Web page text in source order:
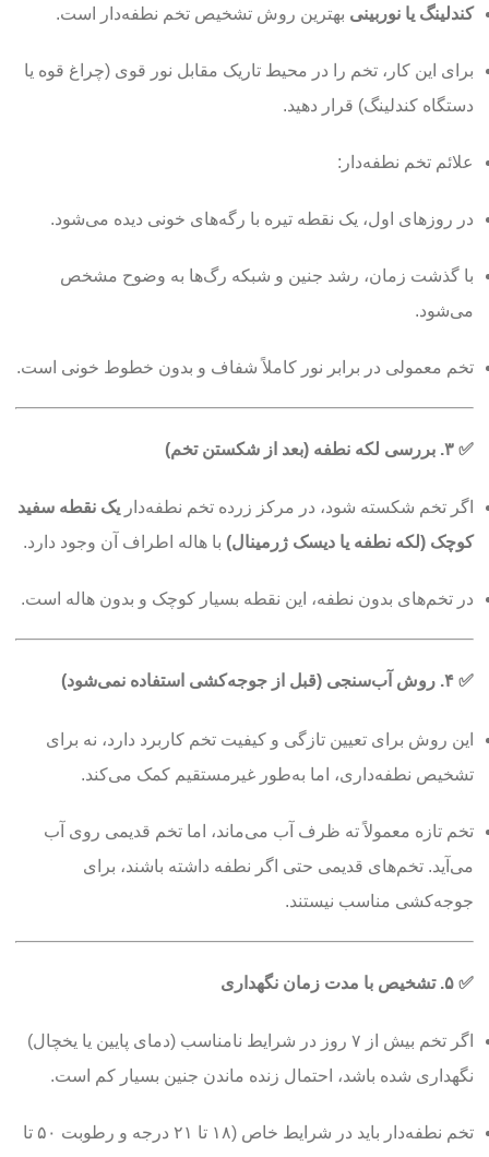
کندلینگ یا نوربینی بهترین روش تشخیص تخم نطفه‌دار است.
برای این کار، تخم را در محیط تاریک مقابل نور قوی (چراغ قوه یا
دستگاه کندلینگ) قرار دهید.
علائم تخم نطفه‌دار:
در روزهای اول، یک نقطه تیره با رگه‌های خونی دیده می‌شود.
با گذشت زمان، رشد جنین و شبکه رگ‌ها به وضوح مشخص
می‌شود.
تخم معمولی در برابر نور کاملاً شفاف و بدون خطوط خونی است.
✅ ۳. بررسی لکه نطفه (بعد از شکستن تخم)
اگر تخم شکسته شود، در مرکز زرده تخم نطفه‌دار یک نقطه سفید
کوچک (لکه نطفه یا دیسک ژرمینال)با هاله اطراف آن وجود دارد.
در تخم‌های بدون نطفه، این نقطه بسیار کوچک و بدون هاله است.
✅ ۴. روش آب‌سنجی (قبل از جوجه‌کشی استفاده نمی‌شود)
این روش برای تعیین تازگی و کیفیت تخم کاربرد دارد، نه برای
تشخیص نطفه‌داری، اما به‌طور غیرمستقیم کمک می‌کند.
تخم تازه معمولاً ته ظرف آب می‌ماند، اما تخم قدیمی روی آب
می‌آید. تخم‌های قدیمی حتی اگر نطفه داشته باشند، برای
جوجه‌کشی مناسب نیستند.
✅ ۵. تشخیص با مدت زمان نگهداری
اگر تخم بیش از ۷ روز در شرایط نامناسب (دمای پایین یا یخچال)
نگهداری شده باشد، احتمال زنده ماندن جنین بسیار کم است.
تخم نطفه‌دار باید در شرایط خاص (۱۸ تا ۲۱ درجه و رطوبت ۵۰ تا